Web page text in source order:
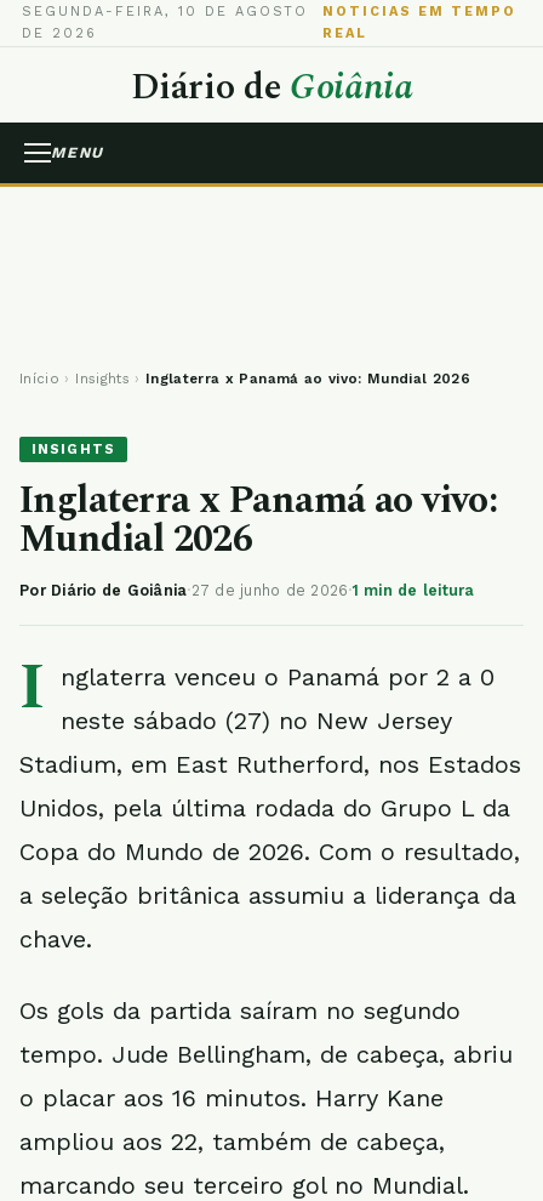
SEGUNDA-FEIRA, 10 DE AGOSTO
DE 2026
NOTICIAS EM TEMPO
REAL
Diário deGoiânia
MENU
Início › Insights › Inglaterra x Panamá ao vivo: Mundial 2026
INSIGHTS
Inglaterra x Panamá ao vivo:
Mundial 2026
Por Diário de Goiânia·27 de junho de 2026·1 min de leitura
I
nglaterra venceu o Panamá por 2 a 0
neste sábado (27) no New Jersey
Stadium, em East Rutherford, nos Estados
Unidos, pela última rodada do Grupo L da
Copa do Mundo de 2026. Com o resultado,
a seleção britânica assumiu a liderança da
chave.
Os gols da partida saíram no segundo
tempo. Jude Bellingham, de cabeça, abriu
o placar aos 16 minutos. Harry Kane
ampliou aos 22, também de cabeça,
marcando seu terceiro gol no Mundial.